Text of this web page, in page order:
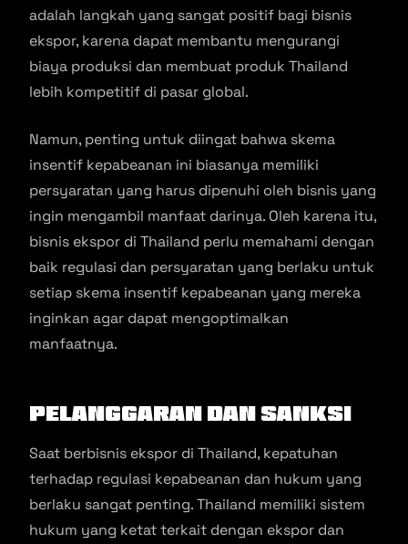
adalah langkah yang sangat positif bagi bisnis
ekspor, karena dapat membantu mengurangi
biaya produksi dan membuat produk Thailand
lebih kompetitif di pasar global.
Namun, penting untuk diingat bahwa skema
insentif kepabeanan ini biasanya memiliki
persyaratan yang harus dipenuhi oleh bisnis yang
ingin mengambil manfaat darinya. Oleh karena itu,
bisnis ekspor di Thailand perlu memahami dengan
baik regulasi dan persyaratan yang berlaku untuk
setiap skema insentif kepabeanan yang mereka
inginkan agar dapat mengoptimalkan
manfaatnya.
Pelanggaran dan Sanksi
Saat berbisnis ekspor di Thailand, kepatuhan
terhadap regulasi kepabeanan dan hukum yang
berlaku sangat penting. Thailand memiliki sistem
hukum yang ketat terkait dengan ekspor dan